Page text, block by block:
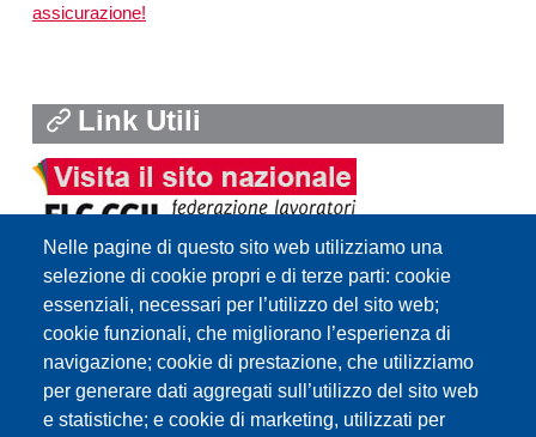
Nelle pagine di questo sito web utilizziamo una
selezione di cookie propri e di terze parti: cookie
essenziali, necessari per l’utilizzo del sito web;
cookie funzionali, che migliorano l’esperienza di
navigazione; cookie di prestazione, che utilizziamo
per generare dati aggregati sull’utilizzo del sito web
e statistiche; e cookie di marketing, utilizzati per
assicurazione!
Link Utili